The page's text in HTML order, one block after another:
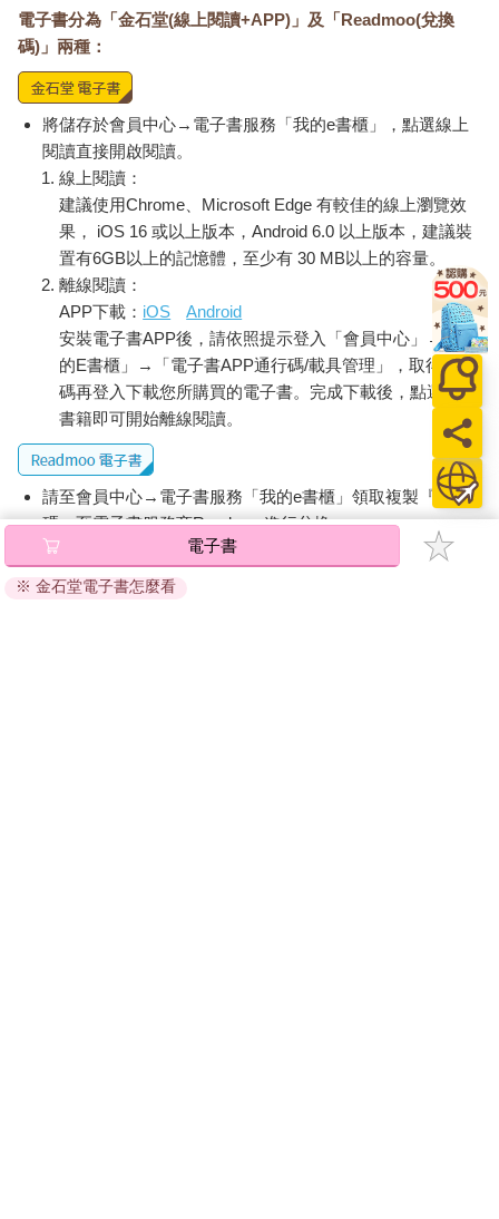
電子書分為「金石堂(線上閱讀+APP)」及「Readmoo(兌換
碼)」兩種：
將儲存於會員中心→電子書服務「我的e書櫃」，點選線上
閱讀直接開啟閱讀。
線上閱讀：
建議使用Chrome、Microsoft Edge 有較佳的線上瀏覽效
果， iOS 16 或以上版本，Android 6.0 以上版本，建議裝
置有6GB以上的記憶體，至少有 30 MB以上的容量。
離線閱讀：
APP下載： iOS
Android
安裝電子書APP後，請依照提示登入「會員中心」→「我
的E書櫃」→「電子書APP通行碼/載具管理」，取得通行
碼再登入下載您所購買的電子書。完成下載後，點選任一
書籍即可開始離線閱讀。
請至會員中心→電子書服務「我的e書櫃」領取複製『兌換
碼』至電子書服務商Readmoo進行兌換。
退換貨須知：
因版權保護，您在金石堂所購買的電子書僅能以金石堂專屬